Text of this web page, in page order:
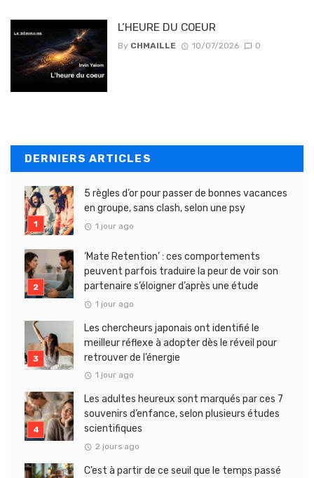
L’HEURE DU COEUR
By CHMAILLE 10/07/2026 0
DERNIERS ARTICLES
5 règles d’or pour passer de bonnes vacances
en groupe, sans clash, selon une psy
1 jour ago
‘Mate Retention’ : ces comportements
peuvent parfois traduire la peur de voir son
partenaire s’éloigner d’après une étude
1 jour ago
Les chercheurs japonais ont identifié le
meilleur réflexe à adopter dès le réveil pour
retrouver de l’énergie
1 jour ago
Les adultes heureux sont marqués par ces 7
souvenirs d’enfance, selon plusieurs études
scientifiques
2 jours ago
C’est à partir de ce seuil que le temps passé